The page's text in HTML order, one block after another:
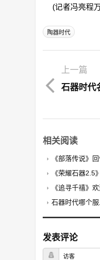
(记者冯亮程
陶器时代
上一篇
石器时代
相关阅读
《部落传说》
《荣耀石器2.5》
《追寻千禧》
石器时代哪个
发表评论